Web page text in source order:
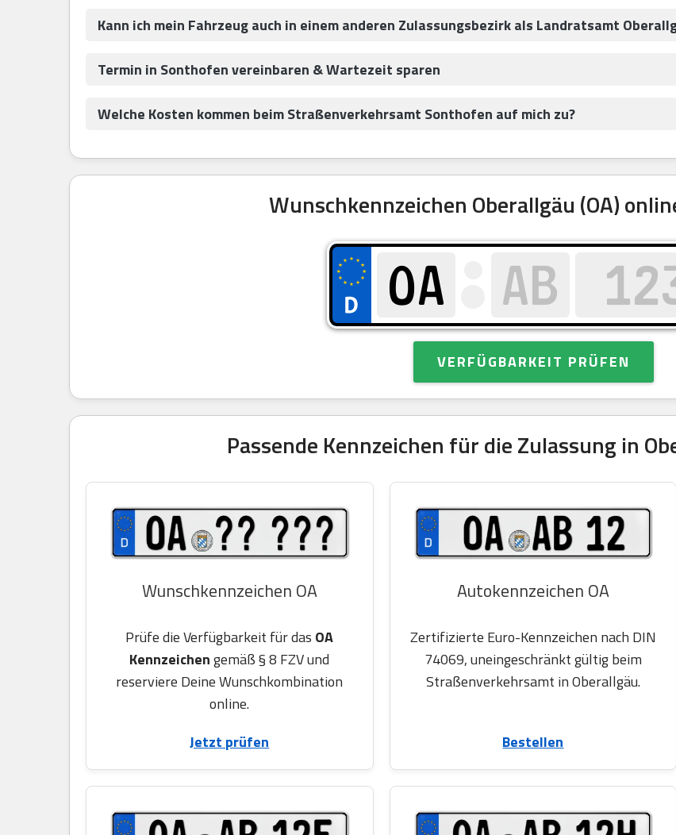
Kann ich mein Fahrzeug auch in einem anderen Zulassungsbezirk als Landratsamt
Termin in Sonthofen vereinbaren & Wartezeit sparen
Welche Kosten kommen beim Straßenverkehrsamt Sonthofen auf mich zu?
Wunschkennzeichen Oberallgäu (OA)
VERFÜGBARKEIT PRÜFEN
Passende Kennzeichen für die Zulassung in
Wunschkennzeichen OA
Prüfe die Verfügbarkeit für das OA
Kennzeichengemäß § 8 FZV und
reserviere Deine Wunschkombination
online.
Jetzt prüfen
Autokennzeichen OA
Zertifizierte Euro-Kennzeichen nach DIN
74069, uneingeschränkt gültig beim
Straßenverkehrsamt in Oberallgäu.
Bestellen